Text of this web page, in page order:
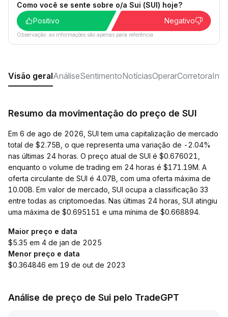
Como você se sente sobre o/a Sui (SUI) hoje?
Positivo
Negativo
Observação: as informações são apenas para referência.
Visão geralAnáliseSentimentoNotíciasOperarCorretora
Resumo da movimentação do preço de SUI
Em 6 de ago de 2026, SUI tem uma capitalização de mercado
total de $2.75B, o que representa uma variação de -2.04%
nas últimas 24 horas. O preço atual de SUI é $0.676021,
enquanto o volume de trading em 24 horas é $171.19M. A
oferta circulante de SUI é 4.07B, com uma oferta máxima de
10.00B. Em valor de mercado, SUI ocupa a classificação 33
entre todas as criptomoedas. Nas últimas 24 horas, SUI atingiu
uma máxima de $0.695151 e uma mínima de $0.668894.
Maior preço e data
$5.35 em 4 de jan de 2025
Menor preço e data
$0.364846 em 19 de out de 2023
Análise de preço de Sui pelo TradeGPT